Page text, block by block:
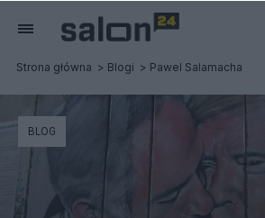
Strona główna Blogi Pawel Salamacha
BLOG